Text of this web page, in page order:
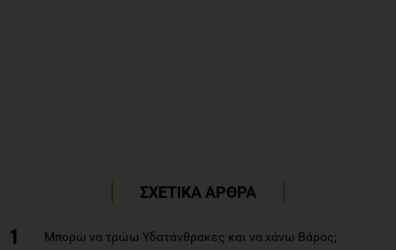
ΣΧΕΤΙΚΑ ΑΡΘΡΑ
1 Μπορώ να τρώω Yδατάνθρακες και να χάνω Bάρος;